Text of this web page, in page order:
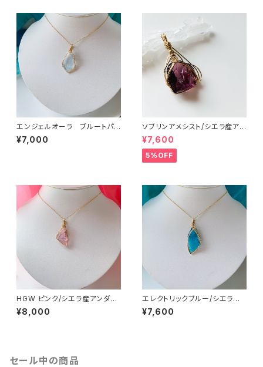
エンジェルオーラ ブルートパ
ーズ/シエラ産アンダラクリスタ
ル ワイヤーペンダントab-wp
¥7,000
ソブリンアメシスト/シエラ産アン
ダラクリスタル ワイヤーペンダ
ントame-wp3
¥7,600
5%OFF
HGW ピンク/シエラ産アンダラ
クリスタル ワイヤーペンダント
HGW pk-wp3
¥8,000
エレクトリックブルー/シエラ産
アンダラクリスタル ワイヤーペ
ンダントeb-wp2
¥7,600
セール中の商品